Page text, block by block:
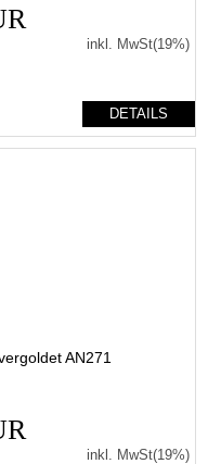
inkl. MwSt(19%)
DETAILS
AN271
inkl. MwSt(19%)